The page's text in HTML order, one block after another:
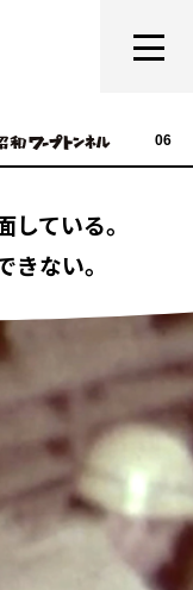
06
ている。
ない。